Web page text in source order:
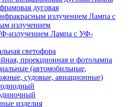
дуговая
Лампа с
излучением
Лампа с УФ-
светофора
проекционная и фотолампа
(автомобильные,
судовые, авиационные)
изделия